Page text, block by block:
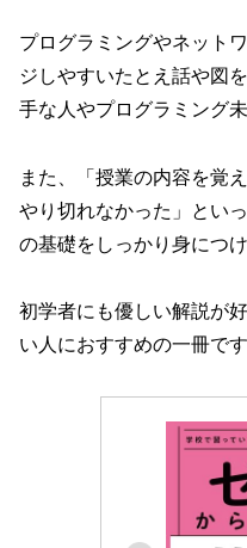
プログラミングやネット
ジしやすいたとえ話や図
手な人やプログラミング
また、「授業の内容を覚
やり切れなかった」とい
の基礎をしっかり身につ
初学者にも優しい解説が
い人におすすめの一冊です